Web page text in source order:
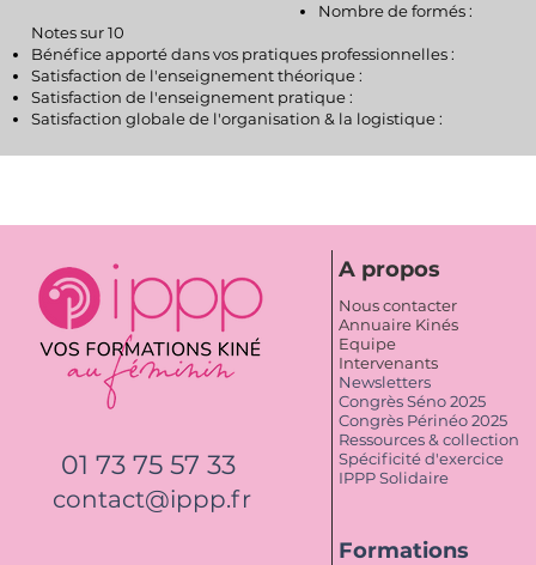
Nombre de formés :
​Notes sur 10
Bénéfice apporté dans vos pratiques professionnelles :
Satisfaction de l'enseignement théorique :
Satisfaction de l'enseignement pratique :​
Satisfaction globale de l'organisation & la logistique :
01 73 75 57 33
contact@ippp.fr
A propos
Nous contacter
Annuaire Kinés
Equipe
Intervenants
Newsletters
Congrès Séno 2025
Congrès Périnéo 2025
Ressources & collection
Spécificité d'exercice
IPPP Solidaire
Formations